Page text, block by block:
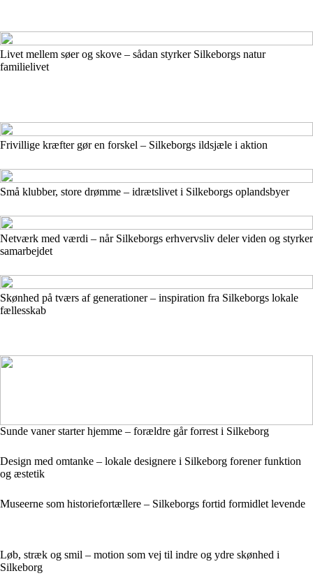
Livet mellem søer og skove – sådan styrker Silkeborgs natur
familielivet
Frivillige kræfter gør en forskel – Silkeborgs ildsjæle i aktion
Små klubber, store drømme – idrætslivet i Silkeborgs oplandsbyer
Netværk med værdi – når Silkeborgs erhvervsliv deler viden og styrker
samarbejdet
Skønhed på tværs af generationer – inspiration fra Silkeborgs lokale
fællesskab
Sunde vaner starter hjemme – forældre går forrest i Silkeborg
Design med omtanke – lokale designere i Silkeborg forener funktion
og æstetik
Museerne som historiefortællere – Silkeborgs fortid formidlet levende
Løb, stræk og smil – motion som vej til indre og ydre skønhed i
Silkeborg